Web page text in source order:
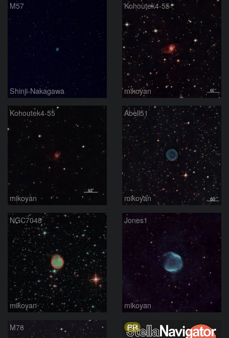
M57
Shinji-Nakagawa
Kohoutek4-55
mikoyan
Kohoutek4-55
mikoyan
Abell51
mikoyan
NGC7048
mikoyan
Jones1
mikoyan
M76 PR